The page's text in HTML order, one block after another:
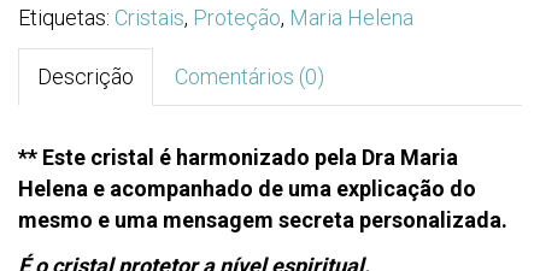
Etiquetas: Cristais, Proteção, Maria Helena
Descrição Comentários (0)
** Este cristal é harmonizado pela Dra Maria
Helena e acompanhado de uma explicação do
mesmo e uma mensagem secreta personalizada.
É o cristal protetor a nível espiritual.